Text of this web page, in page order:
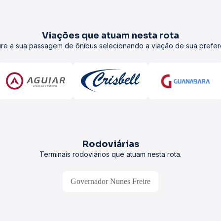
Viações que atuam nesta rota
a sua passagem de ônibus selecionando a viação de sua
Rodoviárias
Terminais rodoviários que atuam nesta rota.
Governador Nunes Freire